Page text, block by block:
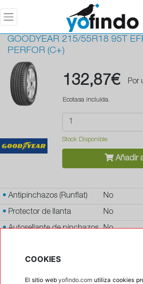
GOODYEAR 215/55R18 95T
PERFOR (C+)
132,87€ Por
Ecotasa incluida.
Stock Disponible
Añadir
• Antipinchazos (Runflat) No
• Protector de llanta No
•Autosellante de pinchazos No
Espuma antiruido
No
COOKIES
El sitio webyofindo.com utiliza cookies